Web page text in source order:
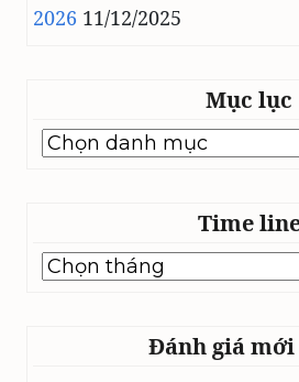
2026 11/12/2025
Mục lục
Mục
lục
Time
Time
line
Đánh giá